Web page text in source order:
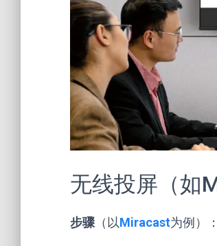
无线投屏（如
步骤（以Miracast为例）：